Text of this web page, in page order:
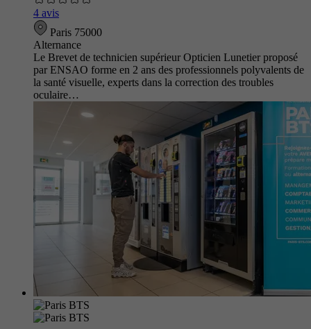
4 avis
Paris 75000
Alternance
Le Brevet de technicien supérieur Opticien Lunetier proposé
par ENSAO forme en 2 ans des professionnels polyvalents de
la santé visuelle, experts dans la correction des troubles
oculaire…